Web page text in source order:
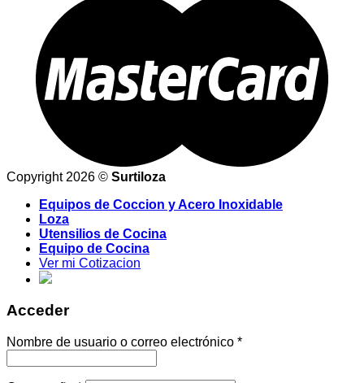
Copyright 2026 © Surtiloza
Equipos de Coccion y Acero Inoxidable
Loza
Utensilios de Cocina
Equipo de Cocina
Ver mi Cotizacion
Acceder
Nombre de usuario o correo electrónico *